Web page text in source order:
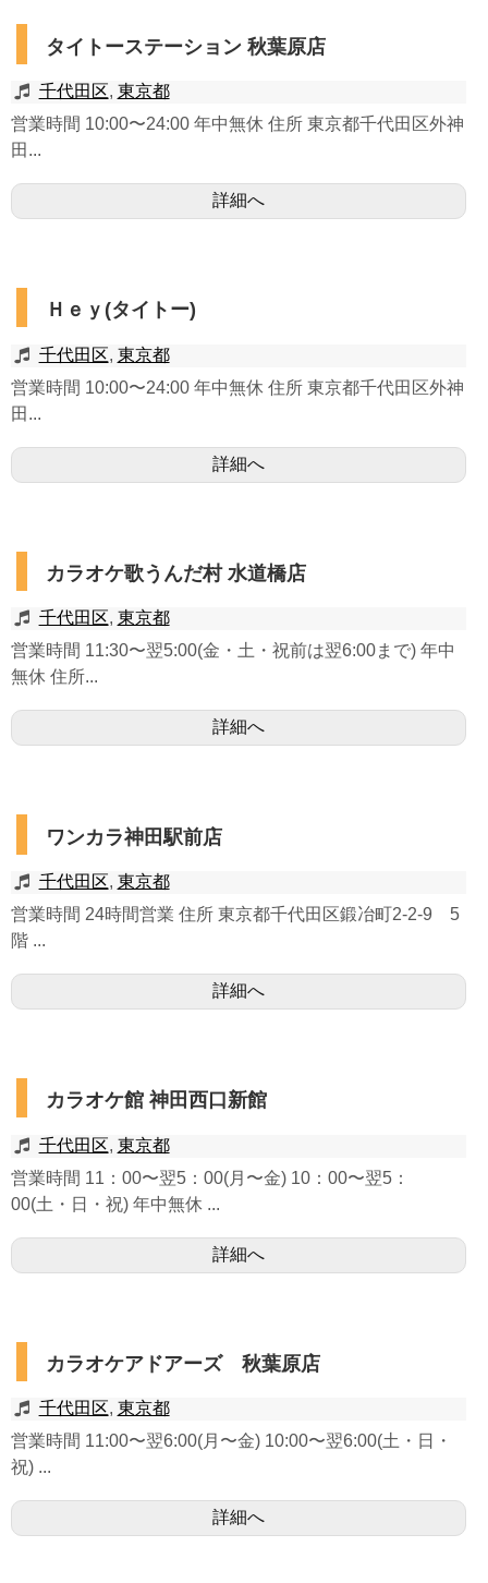
タイトーステーション 秋葉原店
千代田区, 東京都
営業時間 10:00〜24:00 年中無休 住所 東京都千代田区外神
田...
詳細へ
Ｈｅｙ(タイトー)
千代田区, 東京都
営業時間 10:00〜24:00 年中無休 住所 東京都千代田区外神
田...
詳細へ
カラオケ歌うんだ村 水道橋店
千代田区, 東京都
営業時間 11:30〜翌5:00(金・土・祝前は翌6:00まで) 年中
無休 住所...
詳細へ
ワンカラ神田駅前店
千代田区, 東京都
営業時間 24時間営業 住所 東京都千代田区鍛冶町2-2-9 5
階 ...
詳細へ
カラオケ館 神田西口新館
千代田区, 東京都
営業時間 11：00〜翌5：00(月〜金) 10：00〜翌5：
00(土・日・祝) 年中無休 ...
詳細へ
カラオケアドアーズ 秋葉原店
千代田区, 東京都
営業時間 11:00〜翌6:00(月〜金) 10:00〜翌6:00(土・日・
祝) ...
詳細へ